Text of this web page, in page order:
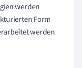
werden
Form
werden